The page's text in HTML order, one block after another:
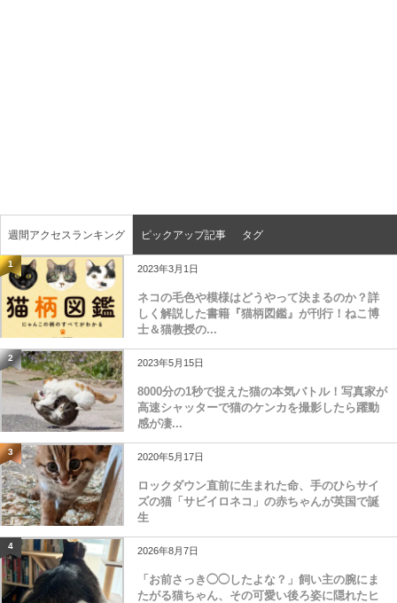
週間アクセスランキング ピックアップ記事 タグ
1 2023年3月1日
ネコの毛色や模様はどうやって決まるのか？詳
しく解説した書籍『猫柄図鑑』が刊行！ねこ博
士＆猫教授の...
2 2023年5月15日
8000分の1秒で捉えた猫の本気バトル！写真家が
高速シャッターで猫のケンカを撮影したら躍動
感が凄...
3 2020年5月17日
ロックダウン直前に生まれた命、手のひらサイ
ズの猫「サビイロネコ」の赤ちゃんが英国で誕
生
4 2026年8月7日
「お前さっき◯◯したよな？」飼い主の腕にま
たがる猫ちゃん、その可愛い後ろ姿に隠れたヒ